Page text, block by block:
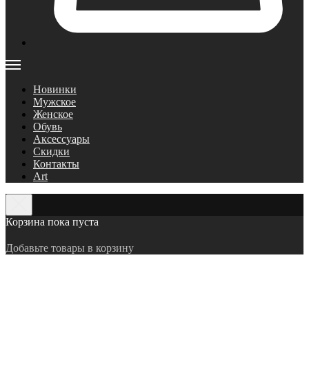
Новинки
Мужское
Женское
Обувь
Аксессуары
Скидки
Контакты
Art
Корзина пока пуста
Добавьте товары в корзину